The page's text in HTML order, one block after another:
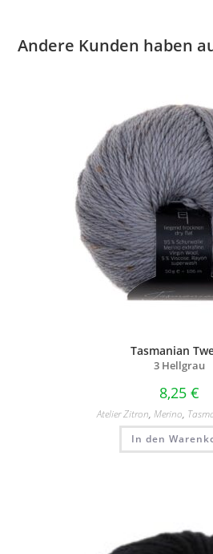
Andere Kunden haben
Tasmanian
3 Hellgrau
8,25 €
Atelier Zitron, Merino,
In den